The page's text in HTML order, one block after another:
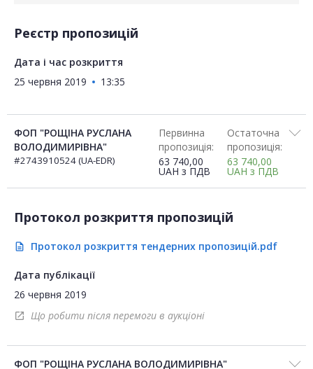
Реєстр пропозицій
Дата і час розкриття
25 червня 2019
13:35
ФОП "РОЩІНА РУСЛАНА
ВОЛОДИМИРІВНА"
#2743910524 (UA-EDR)
Первинна
пропозиція:
63 740,00
UAH з ПДВ
Остаточна
пропозиція:
63 740,00
UAH з ПДВ
Протокол розкриття пропозицій
description Протокол розкриття тендерних пропозицій.pdf
Дата публікації
26 червня 2019
open_in_new Що робити після перемоги в аукціоні
ФОП "РОЩІНА РУСЛАНА ВОЛОДИМИРІВНА"